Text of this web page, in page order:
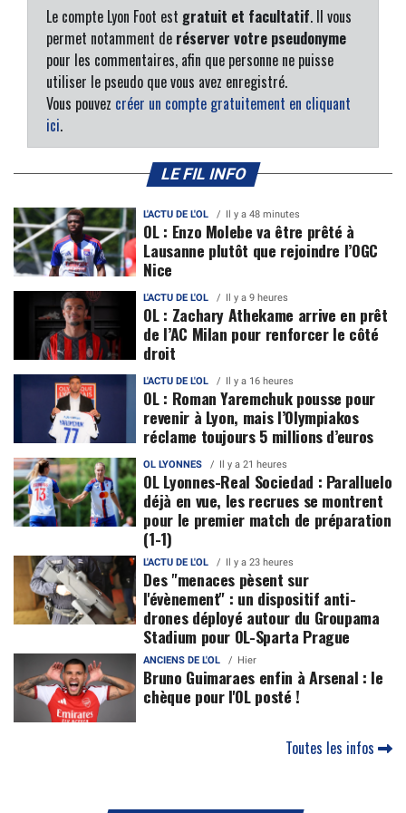
Le compte Lyon Foot est gratuit et facultatif. Il vous
permet notamment de réserver votre pseudonyme
pour les commentaires, afin que personne ne puisse
utiliser le pseudo que vous avez enregistré.
Vous pouvez créer un compte gratuitement en cliquant
ici.
LE FIL INFO
L'ACTU DE L'OL Il y a 48 minutes
OL : Enzo Molebe va être prêté à
Lausanne plutôt que rejoindre l’OGC
Nice
L'ACTU DE L'OL Il y a 9 heures
OL : Zachary Athekame arrive en prêt
de l’AC Milan pour renforcer le côté
droit
L'ACTU DE L'OL Il y a 16 heures
OL : Roman Yaremchuk pousse pour
revenir à Lyon, mais l’Olympiakos
réclame toujours 5 millions d’euros
OL LYONNES Il y a 21 heures
OL Lyonnes-Real Sociedad : Paralluelo
déjà en vue, les recrues se montrent
pour le premier match de préparation
(1-1)
L'ACTU DE L'OL Il y a 23 heures
Des "menaces pèsent sur
l'évènement" : un dispositif anti-
drones déployé autour du Groupama
Stadium pour OL-Sparta Prague
ANCIENS DE L'OL Hier
Bruno Guimaraes enfin à Arsenal : le
chèque pour l'OL posté !
Toutes les infos